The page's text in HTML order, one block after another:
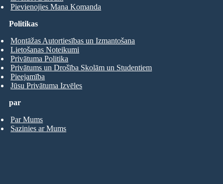
Pievienojies Mana Komanda
par
Par Mums
Sazinies ar Mums
Politikas
Montāžas Autortiesības un Izmantošana
Lietošanas Noteikumi
Privātuma Politika
Privātums un Drošība Skolām un Studentiem
Pieejamība
Jūsu Privātuma Izvēles